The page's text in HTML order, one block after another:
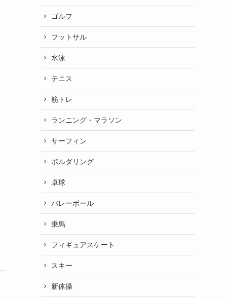
ゴルフ
フットサル
水泳
テニス
筋トレ
ランニング・マラソン
サーフィン
ボルダリング
卓球
バレーボール
乗馬
フィギュアスケート
スキー
新体操